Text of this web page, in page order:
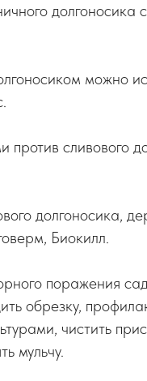
долгоносика
можно
сливового
долгоносика,
Биокилл.
поражения
обрезку,
чистить
мульчу.